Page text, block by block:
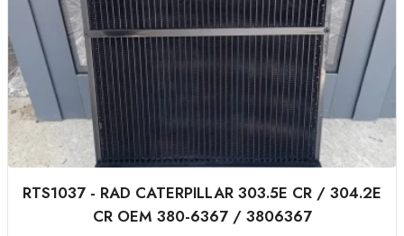
RTS1037 - RAD CATERPILLAR 303.5E CR / 304.2E
CR OEM 380-6367 / 3806367